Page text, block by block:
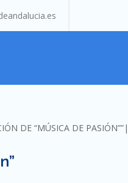
DE “MÚSICA DE PASIÓN””